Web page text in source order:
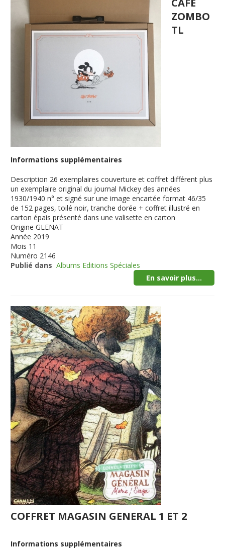
CAFE
ZOMBO
TL
Informations supplémentaires
Description 26 exemplaires couverture et coffret différent plus
un exemplaire original du journal Mickey des années
1930/1940 n° et signé sur une image encartée format 46/35
de 152 pages, toilé noir, tranche dorée + coffret illustré en
carton épais présenté dans une valisette en carton
Origine GLENAT
Année 2019
Mois 11
Numéro 2146
Publié dans Albums Editions Spéciales
En savoir plus...
COFFRET MAGASIN GENERAL 1 ET 2
Informations supplémentaires